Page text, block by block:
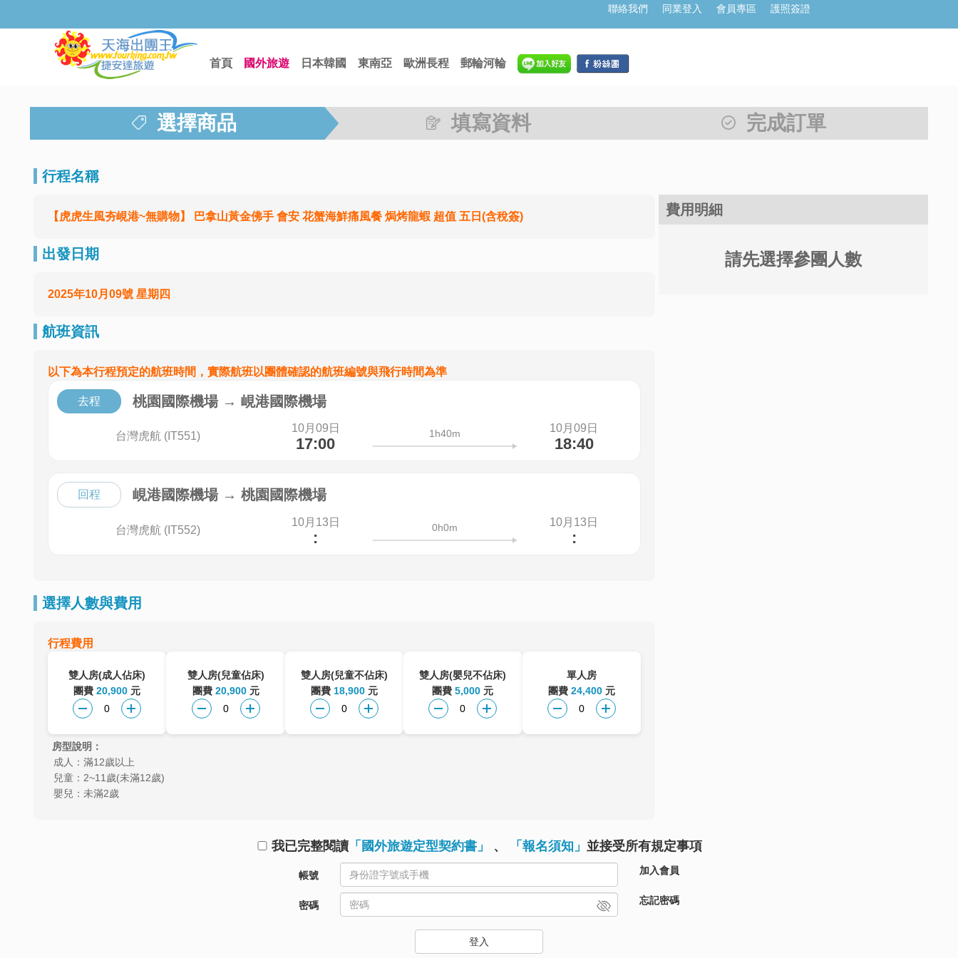
聯絡我們 同業登入 會員專區 護照簽證
首頁 國外旅遊 日本韓國 東南亞 歐洲長程 郵輪河輪
選擇商品 填寫資料 完成訂單
行程名稱
【虎虎生風夯峴港~無購物】 巴拿山黃金佛手 會安 花蟹海鮮痛風餐 焗烤龍蝦 超值 五日(含稅簽)
出發日期
2025年10月09號 星期四
航班資訊
以下為本行程預定的航班時間，實際航班以團體確認的航班編號與飛行時間為準
去程 桃園國際機場 → 峴港國際機場
台灣虎航 (IT551)
10月09日
17:00
1h40m 10月09日
18:40
回程 峴港國際機場 → 桃園國際機場
台灣虎航 (IT552)
10月13日
:
0h0m 10月13日
:
選擇人數與費用
行程費用
雙人房(成人佔床)
團費20,900 元
雙人房(兒童佔床)
團費 20,900元
雙人房(兒童不佔床)
團費 18,900 元
雙人房(嬰兒不佔床)
團費5,000 元
單人房
團費 24,400元
房型說明：
成人：滿12歲以上
兒童：2~11歲(未滿12歲)
嬰兒：未滿2歲
費用明細
請先選擇參團人數
我已完整閱讀「國外旅遊定型契約書」 、 「報名須知」 並接受所有規定事項
帳號 加入會員
密碼 忘記密碼
登入